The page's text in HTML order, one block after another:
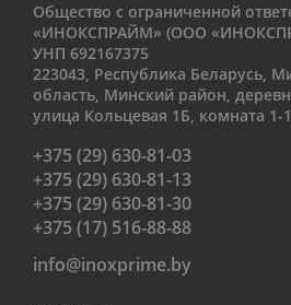
Общество с ограниченной
«ИНОКСПРАЙМ» (ООО
УНП 692167375
223043, Республика Беларусь,
область, Минский район,
улица Кольцевая 1Б, комната 1-
+375 (29) 630-81-03
+375 (29) 630-81-13
+375 (29) 630-81-30
+375 (17) 516-88-88
info@inoxprime.by